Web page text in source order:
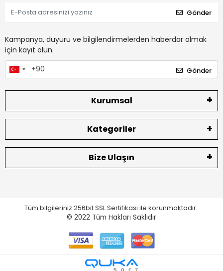
Gönder
Kampanya, duyuru ve bilgilendirmelerden haberdar olmak
için kayıt olun.
Gönder
Kurumsal
Kategoriler
Bize Ulaşın
Tüm bilgileriniz 256bit SSL Sertifikası ile korunmaktadır.
© 2022 Tüm Hakları Saklıdır